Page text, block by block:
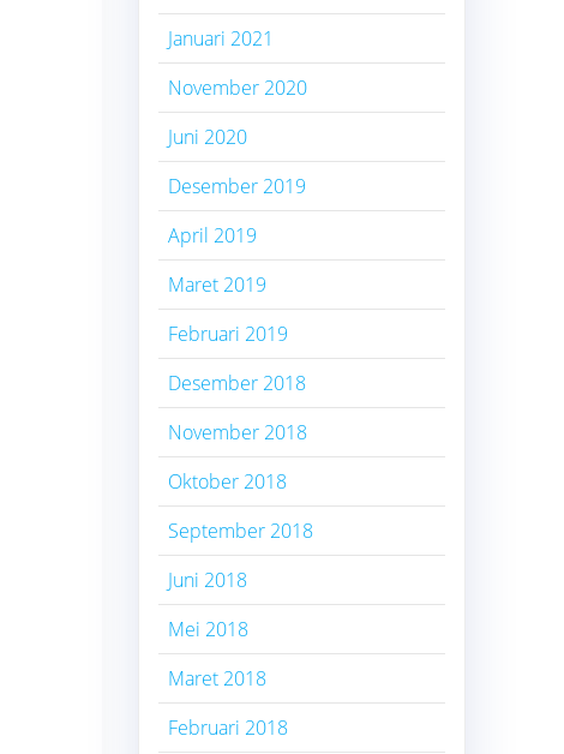
Januari 2021
November 2020
Juni 2020
Desember 2019
April 2019
Maret 2019
Februari 2019
Desember 2018
November 2018
Oktober 2018
September 2018
Juni 2018
Mei 2018
Maret 2018
Februari 2018